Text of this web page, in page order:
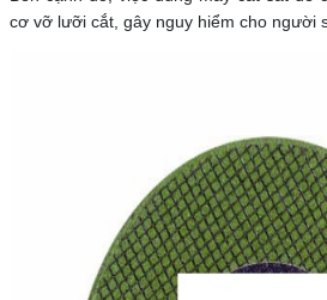
cơ vỡ lưỡi cắt, gây nguy hiểm cho người